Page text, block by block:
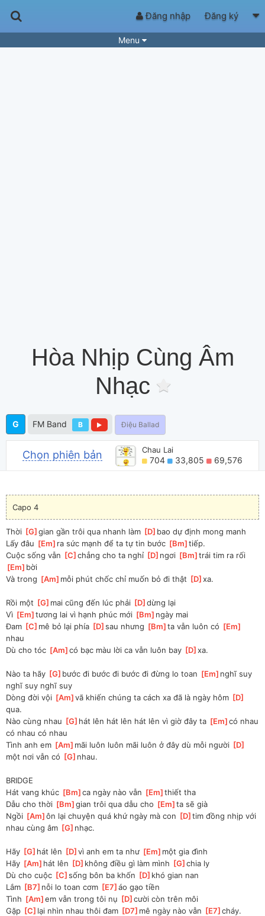
Đăng nhập Đăng ký
Menu
Hòa Nhịp Cùng Âm
Nhạc
G FM Band B Điệu Ballad
Chọn phiên bản Chau Lai
704 33,805 69,576
Capo 4
Thời [G ]
gian gần trôi qua nhanh làm [D ]bao dự định mong manh
Lấy đâu [Em ]ra sức mạnh để ta tự tin bước [Bm ]tiếp.
Cuộc sống vẫn [C ]
chẳng cho ta nghỉ [D ]ngơi [Bm ]trái tim ra rối
Em ]bời
Và trong [Am ]mỗi phút chốc chỉ muốn bỏ đi thật [D ]
xa.
Rồi một [G ]mai cũng đến lúc phải [D ]
dừng lại
Vì [Em ]tương lai vì hạnh phúc mới [Bm ]ngày mai
Đam [C ]mê bỏ lại phía [D ]
sau nhưng [Bm ]ta vẫn luôn có [Em
nhau
Dù cho tóc [Am ]
có bạc màu lời ca vẫn luôn bay [D ]
xa.
Nào ta hãy [G ]bước đi bước đi bước đi đừng lo toan [Em ]nghĩ suy
nghĩ suy nghĩ suy
Dòng đời vội [Am ]
vã khiến chúng ta cách xa đã là ngày hôm [D
qua.
Nào cùng nhau [G ]hát lên hát lên hát lên vì giờ đây ta [Em ]
có nhau
có nhau có nhau
Tình anh em [Am ]mãi luôn luôn mãi luôn ở đây dù mỗi người [D
một nơi vẫn có [G ]nhau.
BRIDGE
Hát vang khúc [Bm ]
ca ngày nào vẫn [Em ]thiết tha
Dẫu cho thời [Bm ]
gian trôi qua dẫu cho [Em ]ta sẽ già
Ngồi [Am ]
ôn lại chuyện quá khứ ngày mà con [D ]tim đồng nhịp với
nhau cùng âm [G ]nhạc.
Hãy [G ]hát lên [D ]
vì anh em ta như [Em ]một gia đình
Hãy [Am ]hát lên [D ]không điều gì làm mình [G ]
chia ly
Dù cho cuộc [C ]
sống bôn ba khốn [D ]khó gian nan
Lắm [B7 ]nỗi lo toan cơm [E7 ]
áo gạo tiền
Tình [Am ]
em vẫn trong tôi nụ [D ]
cười còn trên môi
Gặp [C ]lại nhìn nhau thôi đam [D7 ]mê ngày nào vẫn [E7 ]
cháy.